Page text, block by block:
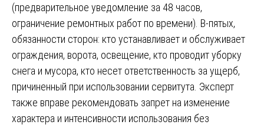
(предварительное уведомление за 48 часов,
ограничение ремонтных работ по времени). В-пятых,
обязанности сторон: кто устанавливает и обслуживает
ограждения, ворота, освещение, кто проводит уборку
снега и мусора, кто несет ответственность за ущерб,
причиненный при использовании сервитута. Эксперт
также вправе рекомендовать запрет на изменение
характера и интенсивности использования без